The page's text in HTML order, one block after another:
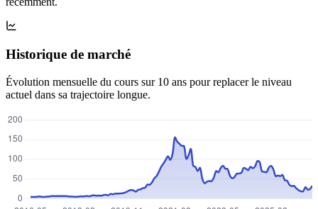
Historique de marché
Évolution mensuelle du cours sur 10 ans pour replacer le niveau
actuel dans sa trajectoire longue.